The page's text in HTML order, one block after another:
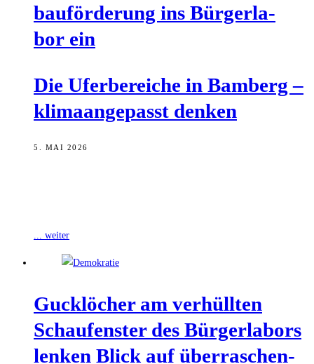
bau­för­de­rung ins Bür­ger­la­
bor ein
Die Ufer­be­rei­che in Bam­berg –
kli­ma­an­ge­passt denken
5. MAI 2026
... weiter
Guck­lö­cher am ver­hüll­ten
Schau­fens­ter des Bür­ger­la­bors
len­ken Blick auf über­ra­schen­